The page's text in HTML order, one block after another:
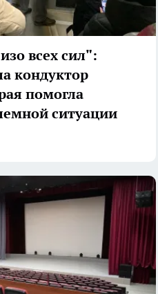
всех сил":
кондуктор
помогла
ситуации